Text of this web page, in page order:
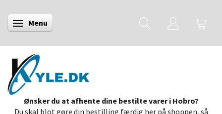
Skifte navigation
Menu
Ønsker du at afhente dine bestilte varer i Hobro?
Du skal blot gøre din bestilling færdig her på shoppen, så